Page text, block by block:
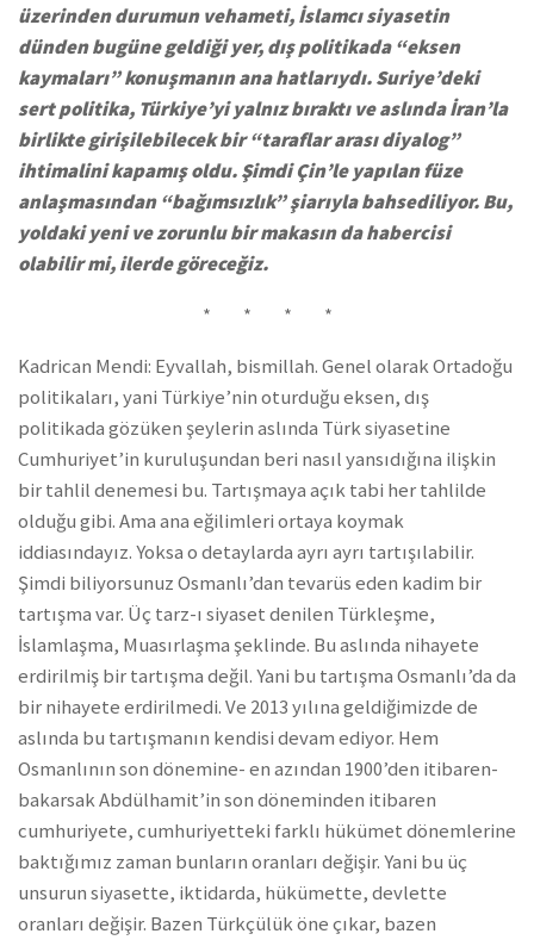
üzerinden durumun vehameti, İslamcı siyasetin
dünden bugüne geldiği yer, dış politikada “eksen
kaymaları” konuşmanın ana hatlarıydı. Suriye’deki
sert politika, Türkiye’yi yalnız bıraktı ve aslında İran’la
birlikte girişilebilecek bir “taraflar arası diyalog”
ihtimalini kapamış oldu. Şimdi Çin’le yapılan füze
anlaşmasından “bağımsızlık” şiarıyla bahsediliyor. Bu,
yoldaki yeni ve zorunlu bir makasın da habercisi
olabilir mi, ilerde göreceğiz.
* * * *
Kadrican Mendi: Eyvallah, bismillah. Genel olarak Ortadoğu
politikaları, yani Türkiye’nin oturduğu eksen, dış
politikada gözüken şeylerin aslında Türk siyasetine
Cumhuriyet’in kuruluşundan beri nasıl yansıdığına ilişkin
bir tahlil denemesi bu. Tartışmaya açık tabi her tahlilde
olduğu gibi. Ama ana eğilimleri ortaya koymak
iddiasındayız. Yoksa o detaylarda ayrı ayrı tartışılabilir.
Şimdi biliyorsunuz Osmanlı’dan tevarüs eden kadim bir
tartışma var. Üç tarz-ı siyaset denilen Türkleşme,
İslamlaşma, Muasırlaşma şeklinde. Bu aslında nihayete
erdirilmiş bir tartışma değil. Yani bu tartışma Osmanlı’da da
bir nihayete erdirilmedi. Ve 2013 yılına geldiğimizde de
aslında bu tartışmanın kendisi devam ediyor. Hem
Osmanlının son dönemine- en azından 1900’den itibaren-
bakarsak Abdülhamit’in son döneminden itibaren
cumhuriyete, cumhuriyetteki farklı hükümet dönemlerine
baktığımız zaman bunların oranları değişir. Yani bu üç
unsurun siyasette, iktidarda, hükümette, devlette
oranları değişir. Bazen Türkçülük öne çıkar, bazen